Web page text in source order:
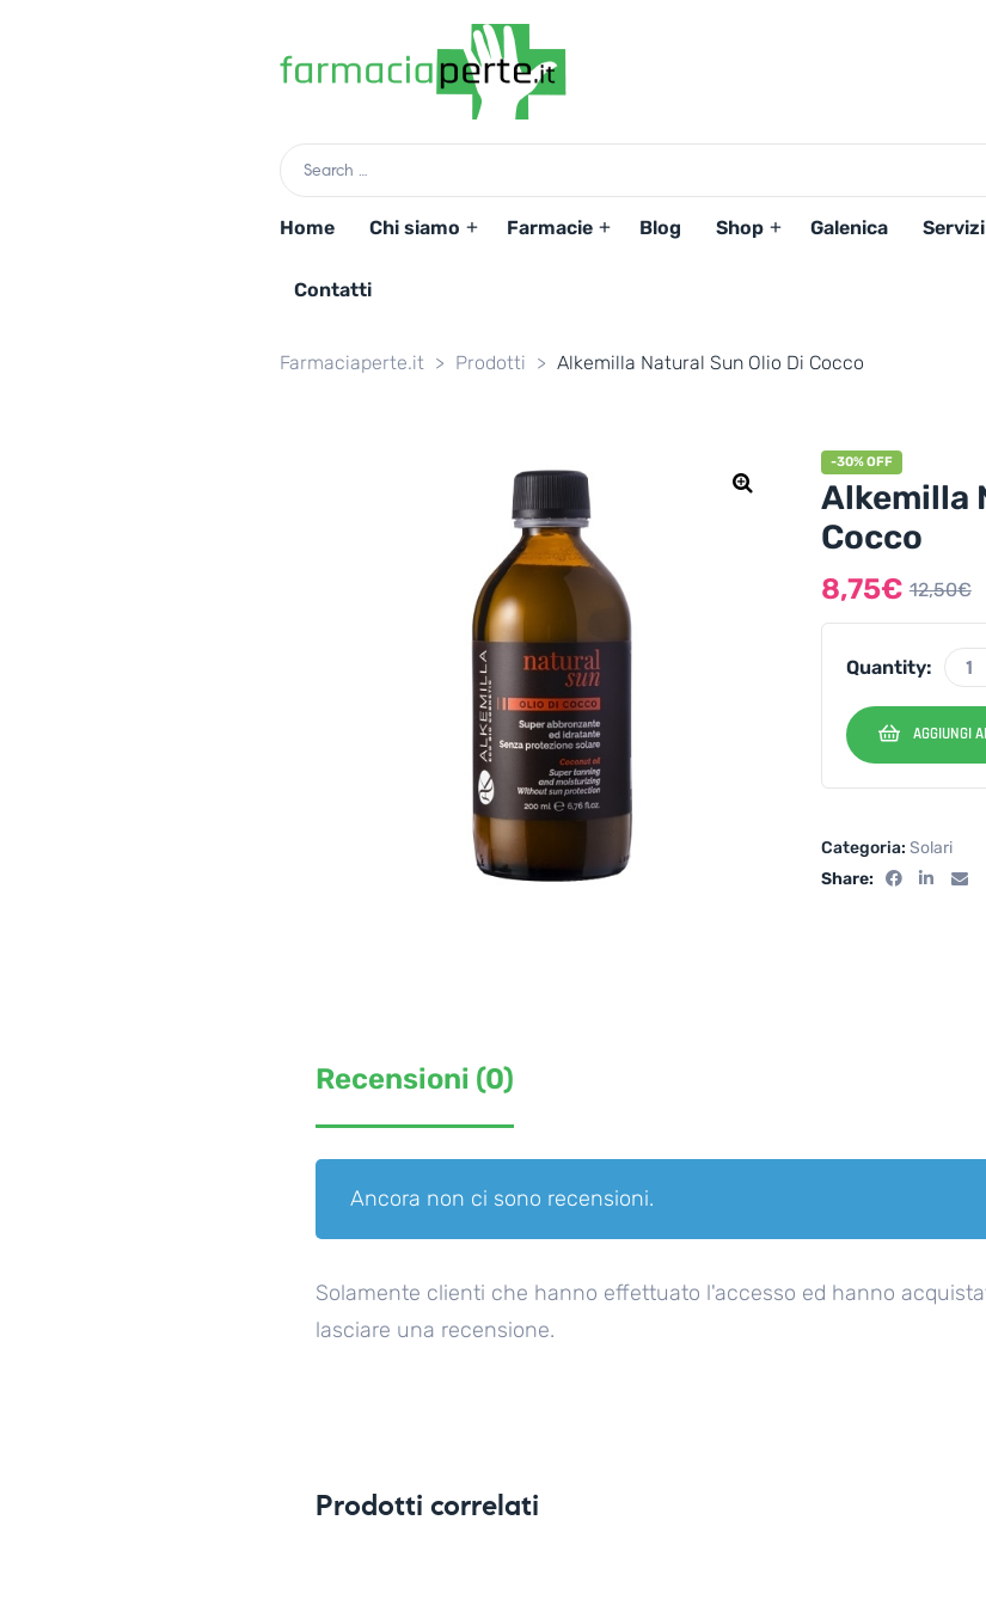
Persona
dei
Servizi
Home Chi siamo Farmacie Blog Shop Galenica Servizi
Contatti
Farmaciaperte.it > Prodotti > Alkemilla Natural Sun Olio Di Cocco
-30% OFF
Alkemilla
Cocco
12,50€
8,75€
Quantity:
AGGIUNGI
Categoria: Solari
Share:
Recensioni (0)
Ancora non ci sono recensioni.
Solamente clienti che hanno effettuato l'accesso ed hanno
lasciare una recensione.
Prodotti correlati